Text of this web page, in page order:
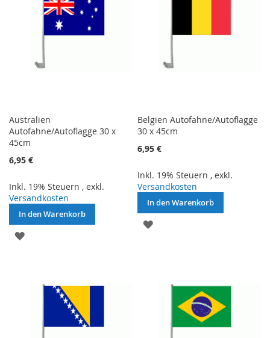
Australien
Autofahne/Autoflagge 30 x
45cm
6,95 €
Inkl. 19% Steuern , exkl.
Versandkosten
In den Warenkorb
ZUR
Belgien Autofahne/Autoflagge
30 x 45cm
6,95 €
Inkl. 19% Steuern ,exkl.
Versandkosten
In den Warenkorb
ZUR